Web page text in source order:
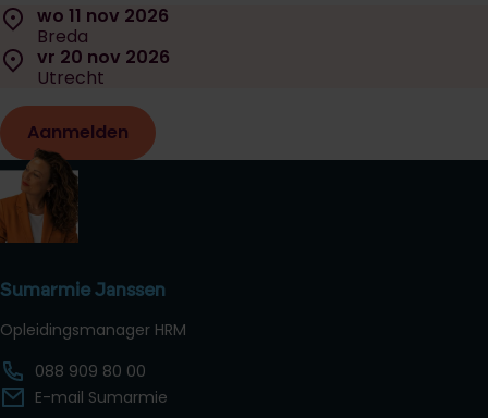
Selecteer een startdatum:
Datum:
wo 11 nov 2026
Locatie:
Breda
Datum:
vr 20 nov 2026
Locatie:
Utrecht
Aanmelden
Sumarmie Janssen
Opleidingsmanager HRM
088 909 80 00
E-mail Sumarmie